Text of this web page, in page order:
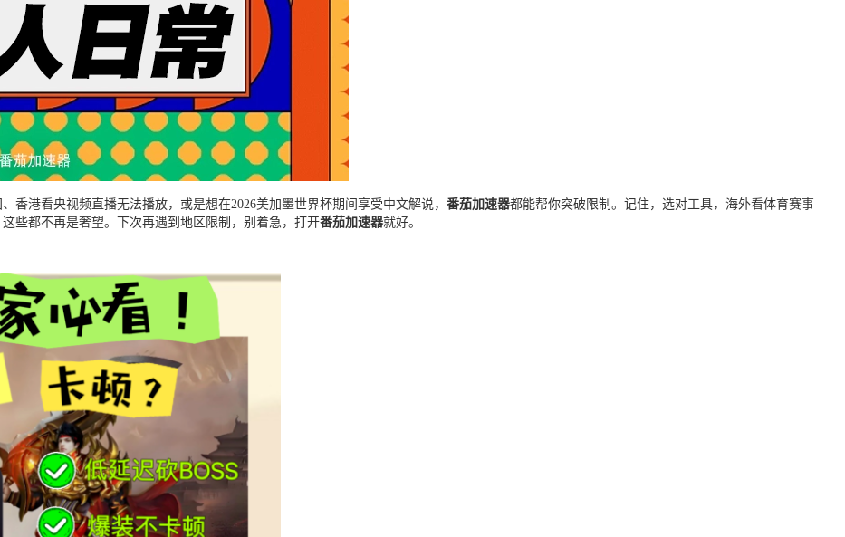
香港看央视频直播无法播放，或是想在2026美加墨世界杯期间享受中文解说， 番茄加速器都能帮你突破限制。记住，选对工具，海外看体育赛事
些都不再是奢望。下次再遇到地区限制，别着急，打开番茄加速器就好。